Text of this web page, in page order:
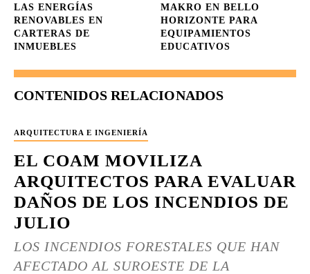
LAS ENERGÍAS
RENOVABLES EN
CARTERAS DE
INMUEBLES
MAKRO EN BELLO
HORIZONTE PARA
EQUIPAMIENTOS
EDUCATIVOS
CONTENIDOS RELACIONADOS
ARQUITECTURA E INGENIERÍA
EL COAM MOVILIZA
ARQUITECTOS PARA EVALUAR
DAÑOS DE LOS INCENDIOS DE
JULIO
LOS INCENDIOS FORESTALES QUE HAN
AFECTADO AL SUROESTE DE LA